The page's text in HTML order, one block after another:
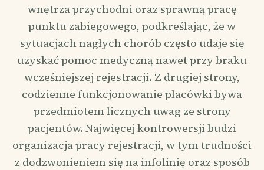
wnętrza przychodni oraz sprawną pracę
punktu zabiegowego, podkreślając, że w
sytuacjach nagłych chorób często udaje się
uzyskać pomoc medyczną nawet przy braku
wcześniejszej rejestracji. Z drugiej strony,
codzienne funkcjonowanie placówki bywa
przedmiotem licznych uwag ze strony
pacjentów. Najwięcej kontrowersji budzi
organizacja pracy rejestracji, w tym trudności
z dodzwonieniem się na infolinię oraz sposób